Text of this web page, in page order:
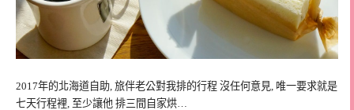
2017年的北海道自助, 旅伴老公對我排的行程 沒任何意見, 唯一要求就是
七天行程裡, 至少讓他 排三間自家烘…